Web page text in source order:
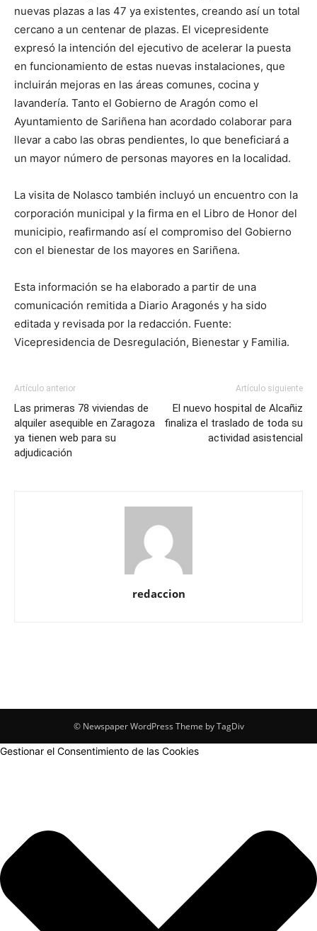
nuevas plazas a las 47 ya existentes, creando así un total
cercano a un centenar de plazas. El vicepresidente
expresó la intención del ejecutivo de acelerar la puesta
en funcionamiento de estas nuevas instalaciones, que
incluirán mejoras en las áreas comunes, cocina y
lavandería. Tanto el Gobierno de Aragón como el
Ayuntamiento de Sariñena han acordado colaborar para
llevar a cabo las obras pendientes, lo que beneficiará a
un mayor número de personas mayores en la localidad.
La visita de Nolasco también incluyó un encuentro con la
corporación municipal y la firma en el Libro de Honor del
municipio, reafirmando así el compromiso del Gobierno
con el bienestar de los mayores en Sariñena.
Esta información se ha elaborado a partir de una
comunicación remitida a Diario Aragonés y ha sido
editada y revisada por la redacción. Fuente:
Vicepresidencia de Desregulación, Bienestar y Familia.
Artículo anterior
Las primeras 78 viviendas de
alquiler asequible en Zaragoza
ya tienen web para su
adjudicación
Artículo siguiente
El nuevo hospital de Alcañiz
finaliza el traslado de toda su
actividad asistencial
redaccion
© Newspaper WordPress Theme by TagDiv
Gestionar el Consentimiento de las Cookies